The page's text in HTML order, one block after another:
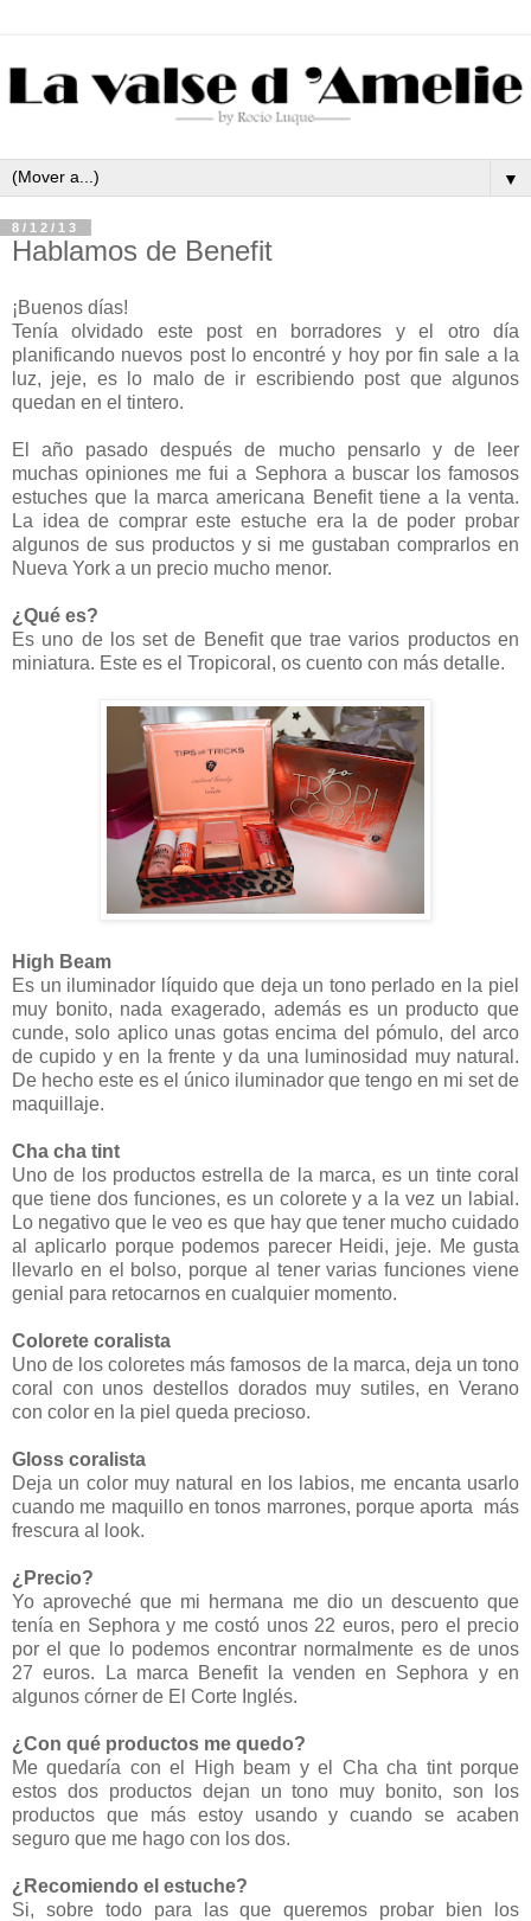
▼
8/12/13
Hablamos de Benefit
¡Buenos días!
Tenía olvidado este post en borradores y el otro día
planificando nuevos post lo encontré y hoy por fin sale a la
luz, jeje, es lo malo de ir escribiendo post que algunos
quedan en el tintero.
El año pasado después de mucho pensarlo y de leer
muchas opiniones me fui a Sephora a buscar los famosos
estuches que la marca americana Benefit tiene a la venta.
La idea de comprar este estuche era la de poder probar
algunos de sus productos y si me gustaban comprarlos en
Nueva York a un precio mucho menor.
¿Qué es?
Es uno de los set de Benefit que trae varios productos en
miniatura. Este es el Tropicoral, os cuento con más detalle.
High Beam
Es un iluminador líquido que deja un tono perlado en la piel
muy bonito, nada exagerado, además es un producto que
cunde, solo aplico unas gotas encima del pómulo, del arco
de cupido y en la frente y da una luminosidad muy natural.
De hecho este es el único iluminador que tengo en mi set de
maquillaje.
Cha cha tint
Uno de los productos estrella de la marca, es un tinte coral
que tiene dos funciones, es un colorete y a la vez un labial.
Lo negativo que le veo es que hay que tener mucho cuidado
al aplicarlo porque podemos parecer Heidi, jeje. Me gusta
llevarlo en el bolso, porque al tener varias funciones viene
genial para retocarnos en cualquier momento.
Colorete coralista
Uno de los coloretes más famosos de la marca, deja un tono
coral con unos destellos dorados muy sutiles, en Verano
con color en la piel queda precioso.
Gloss coralista
Deja un color muy natural en los labios, me encanta usarlo
cuando me maquillo en tonos marrones, porque aporta más
frescura al look.
¿Precio?
Yo aproveché que mi hermana me dio un descuento que
tenía en Sephora y me costó unos 22 euros, pero el precio
por el que lo podemos encontrar normalmente es de unos
27 euros. La marca Benefit la venden en Sephora y en
algunos córner de El Corte Inglés.
¿Con qué productos me quedo?
Me quedaría con el High beam y el Cha cha tint porque
estos dos productos dejan un tono muy bonito, son los
productos que más estoy usando y cuando se acaben
seguro que me hago con los dos.
¿Recomiendo el estuche?
Si, sobre todo para las que queremos probar bien los